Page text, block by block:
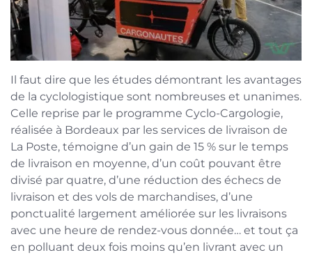
Il faut dire que les études démontrant les avantages
de la cyclologistique sont nombreuses et unanimes.
Celle reprise par le programme Cyclo-Cargologie,
réalisée à Bordeaux par les services de livraison de
La Poste, témoigne d’un gain de 15 % sur le temps
de livraison en moyenne, d’un coût pouvant être
divisé par quatre, d’une réduction des échecs de
livraison et des vols de marchandises, d’une
ponctualité largement améliorée sur les livraisons
avec une heure de rendez-vous donnée… et tout ça
en polluant deux fois moins qu’en livrant avec un